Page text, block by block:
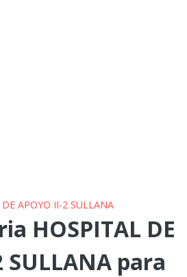
APOYO II-2 SULLANA
HOSPITAL DE
SULLANA para